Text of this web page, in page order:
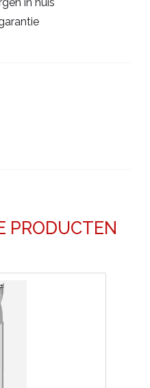
PRODUCTEN